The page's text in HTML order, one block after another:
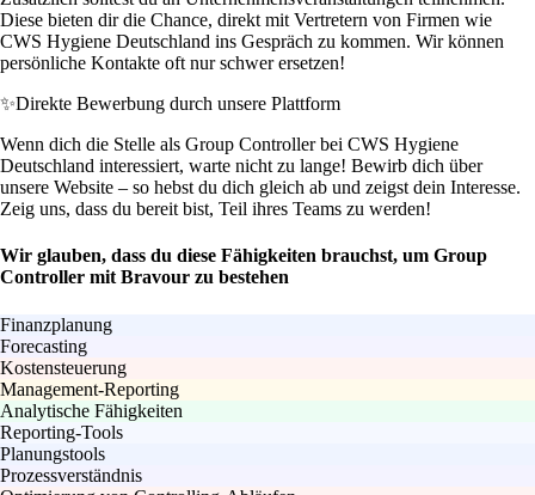
Diese bieten dir die Chance, direkt mit Vertretern von Firmen wie
CWS Hygiene Deutschland ins Gespräch zu kommen. Wir können
persönliche Kontakte oft nur schwer ersetzen!
✨Direkte Bewerbung durch unsere Plattform
Wenn dich die Stelle als Group Controller bei CWS Hygiene
Deutschland interessiert, warte nicht zu lange! Bewirb dich über
unsere Website – so hebst du dich gleich ab und zeigst dein Interesse.
Zeig uns, dass du bereit bist, Teil ihres Teams zu werden!
Wir glauben, dass du diese Fähigkeiten brauchst, um Group
Controller mit Bravour zu bestehen
Finanzplanung
Forecasting
Kostensteuerung
Management-Reporting
Analytische Fähigkeiten
Reporting-Tools
Planungstools
Prozessverständnis